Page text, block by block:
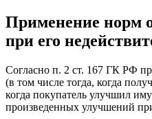
Применение норм
при его
Согласно п. 2 ст. 167 ГК РФ
(в том числе тогда, когда
когда покупатель улучшил
произведенных улучшений